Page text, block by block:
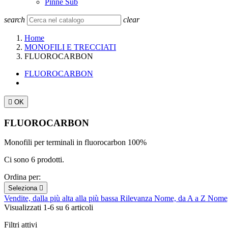
Pinne Sub
search clear
Home
MONOFILI E TRECCIATI
FLUOROCARBON
FLUOROCARBON
 OK
FLUOROCARBON
Monofili per terminali in fluorocarbon 100%
Ci sono 6 prodotti.
Ordina per:
Seleziona 
Vendite, dalla più alta alla più bassa Rilevanza Nome, da A a Z
Visualizzati 1-6 su 6 articoli
Filtri attivi